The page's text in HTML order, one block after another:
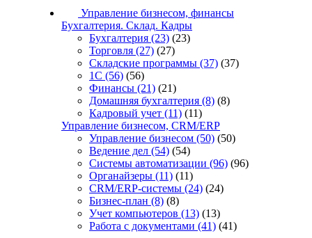
Управление бизнесом, финансы
Бухгалтерия. Склад. Кадры
Бухгалтерия (23) (23)
Торговля (27) (27)
Складские программы (37) (37)
1С (56) (56)
Финансы (21) (21)
Домашняя бухгалтерия (8) (8)
Кадровый учет (11) (11)
Управление бизнесом, CRM/ERP
Управление бизнесом (50) (50)
Ведение дел (54) (54)
Системы автоматизации (96) (96)
Органайзеры (11) (11)
CRM/ERP-системы (24) (24)
Бизнес-план (8) (8)
Учет компьютеров (13) (13)
Работа с документами (41) (41)